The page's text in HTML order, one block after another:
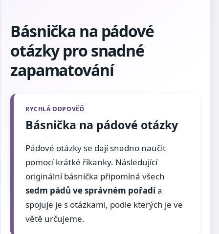
Básnička na pádové
otázky pro snadné
zapamatování
Básnička na pádové otázky
Pádové otázky se dají snadno naučit
pomocí krátké říkanky. Následující
originální básnička připomíná všech
sedm pádů ve správném pořadía
spojuje je s otázkami, podle kterých je ve
větě určujeme.